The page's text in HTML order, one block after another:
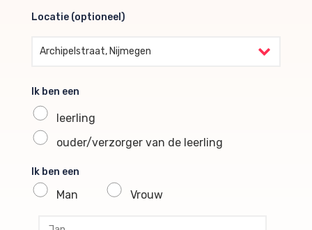
Locatie (optioneel)
Locatie (optioneel)
Archipelstraat, Nijmegen
Ik ben een
leerling
ouder/verzorger van de leerling
Ik ben een
Man Vrouw
profile voornaam